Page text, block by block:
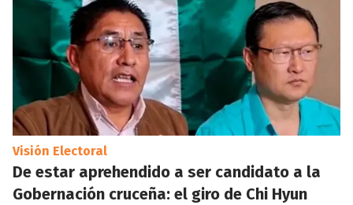
Visión Electoral
De estar aprehendido a ser candidato a la
Gobernación cruceña: el giro de Chi Hyun